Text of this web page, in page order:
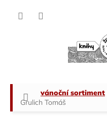
Domů
vánoční sortiment
Grulich Tomáš